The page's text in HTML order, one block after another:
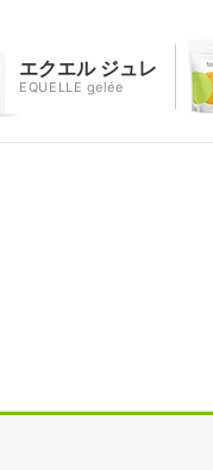
エクエル ジュレ
EQUELLE gelée